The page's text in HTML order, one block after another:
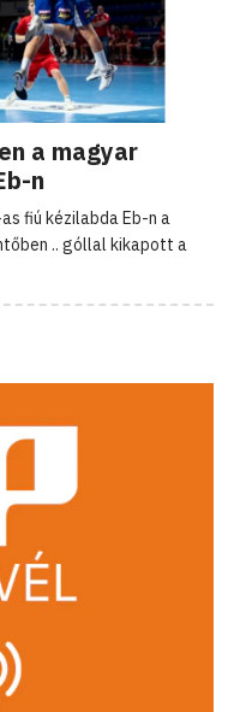
a magyar
n
fiú kézilabda Eb-n a
.. góllal kikapott a